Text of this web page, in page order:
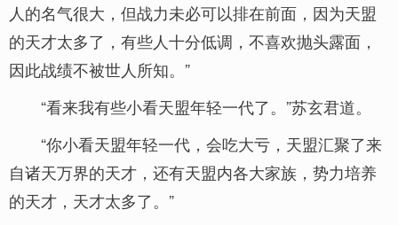
人的名气很大，但战力未必可以排在前面，因为天盟
的天才太多了，有些人十分低调，不喜欢抛头露面，
因此战绩不被世人所知。”
“看来我有些小看天盟年轻一代了。”苏玄君道。
“你小看天盟年轻一代，会吃大亏，天盟汇聚了来
自诸天万界的天才，还有天盟内各大家族，势力培养
的天才，天才太多了。”